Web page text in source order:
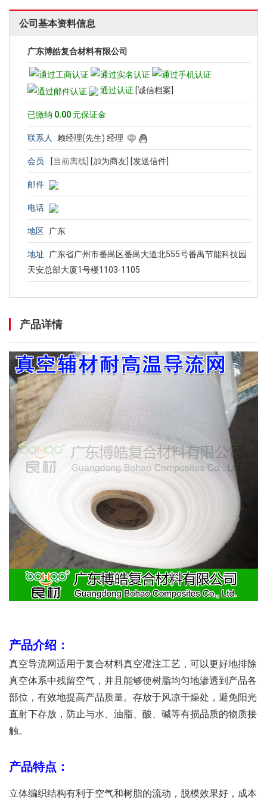
公司基本资料信息
广东博皓复合材料有限公司
通过认证 [诚信档案]
已缴纳 0.00 元保证金
联系人 赖经理(先生) 经理
会员 [当前离线 [加为商友] [发送信件]
邮件
电话
地区 广东
地址
广东省广州市番禺区番禺大道北555号番禺节能科技园
天安总部大厦1号楼1103-1105
产品详情
产品介绍：
真空导流网适用于复合材料真空灌注工艺，可以更好地排除
真空体系中残留空气，并且能够使树脂均匀地渗透到产品各
部位，有效地提高产品质量。存放于风凉干燥处，避免阳光
直射下存放，防止与水、油脂、酸、碱等有损品质的物质接
触。
产品特点：
立体编织结构有利于空气和树脂的流动，脱模效果好，成本